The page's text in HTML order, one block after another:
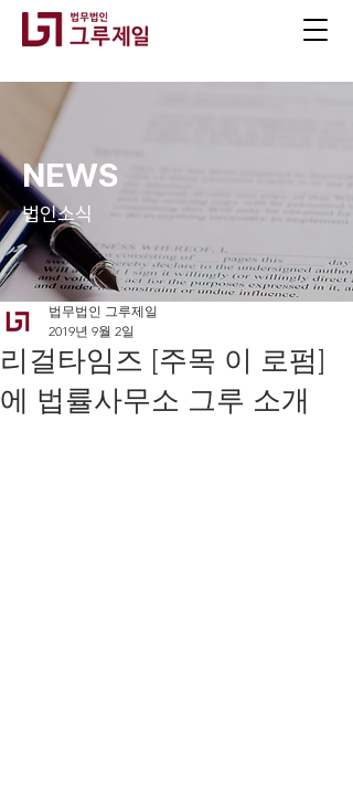
NEWS
법인소식
리걸타임즈 [주목 이 로펌]
에 법률사무소 그루 소개
법무법인 그루제일
2019년 9월 2일